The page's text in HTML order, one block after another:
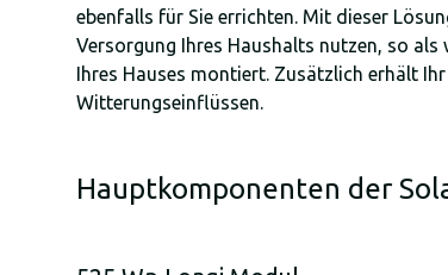
ebenfalls für Sie errichten. Mit dieser
Versorgung Ihres Haushalts nutzen, so
Ihres Hauses montiert. Zusätzlich erhält
Witterungseinflüssen.
Hauptkomponenten der